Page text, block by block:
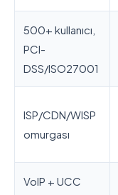
500+ kullanıcı,
PCI-
DSS/ISO27001
ISP/CDN/WISP
omurgası
VoIP + UCC